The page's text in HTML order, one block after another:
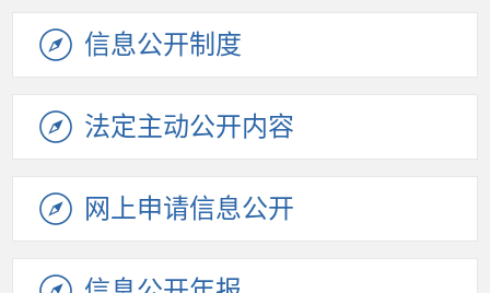
信息公开制度
法定主动公开内容